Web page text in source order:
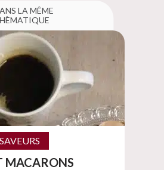
LA MÊME
MACARONS